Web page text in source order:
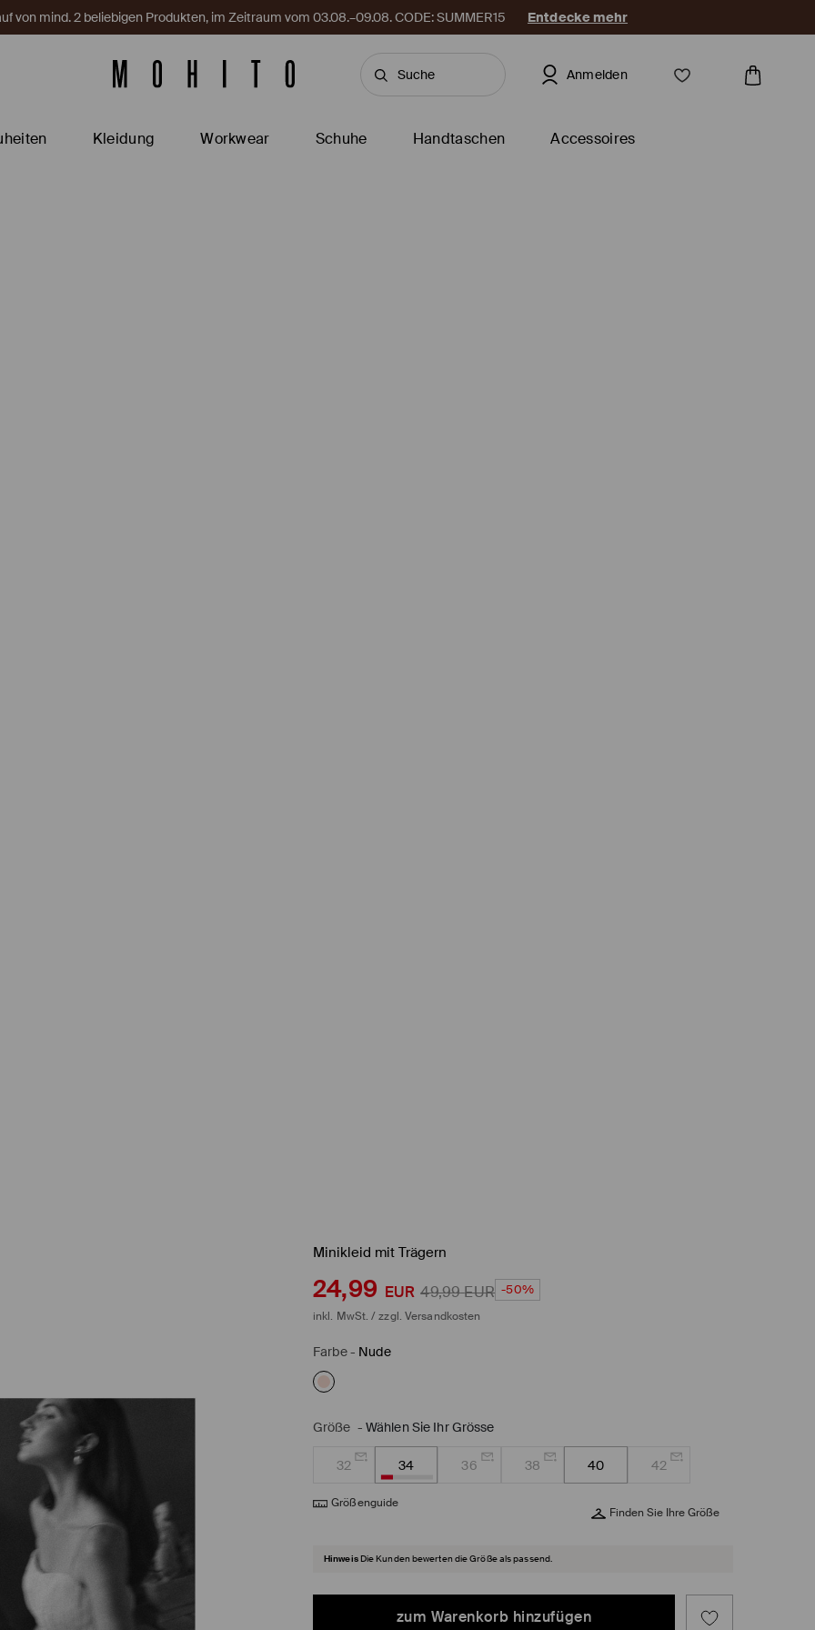
von mind. 2 beliebigen Produkten, im Zeitraum vom 03.08.–09.08. CODE: SUMMER15 Entdecke mehr
Anmelden
Kleidung Workwear Schuhe Handtaschen Accessoires
Minikleid mit Trägern
24,99 EUR 49,99EUR -50%
inkl. MwSt. / zzgl. Versandkosten
Farbe- Nude
Größe - Wählen Sie Ihr Grösse
32 34 36 38 40 42
Größenguide
Finden Sie Ihre Größe
Hinweis Die Kunden bewerten die Größe als passend.
zum Warenkorb hinzufügen